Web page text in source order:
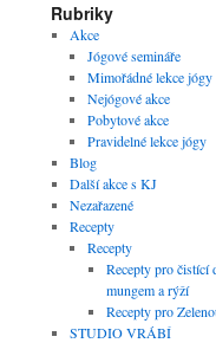
Rubriky
Akce
Jógové semináře
Mimořádné lekce jógy
Nejógové akce
Pobytové akce
Pravidelné lekce jógy
Blog
Další akce s KJ
Nezařazené
Recepty
Recepty
Recepty pro čistící
mungem a rýží
Recepty pro
STUDIO VRÁBÍ